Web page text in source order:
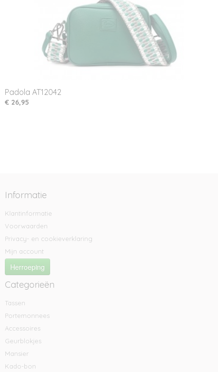
Padola AT12042
€ 26,95
Informatie
Klantinformatie
Voorwaarden
Privacy- en cookieverklaring
Mijn account
Herroeping
Categorieën
Tassen
Portemonnees
Accessoires
Geurblokjes
Mansier
Kado-bon